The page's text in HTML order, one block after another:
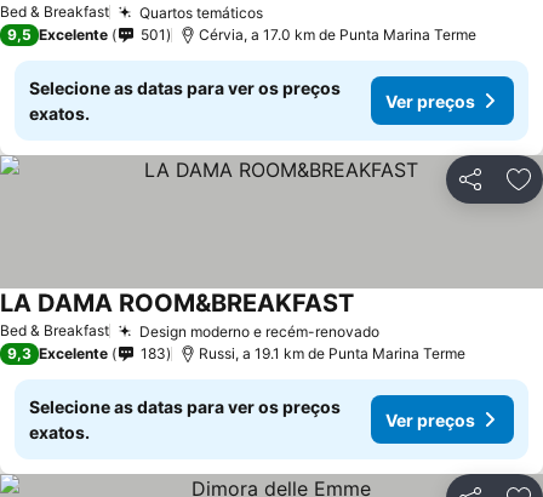
Bed & Breakfast Quartos temáticos
9,5 Excelente 501 Cérvia, a 17.0 km de Punta Marina Terme
Selecione as datas para ver os preços
exatos.
Ver preços
Partilhar
Bed & Breakfast Design moderno e recém-renovado
LA DAMA ROOM&BREAKFAST
9,3 Excelente 183 Russi, a 19.1 km de Punta Marina Terme
Selecione as datas para ver os preços
exatos.
Ver preços